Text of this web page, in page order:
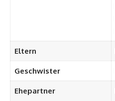
Eltern
Geschwister
Ehepartner